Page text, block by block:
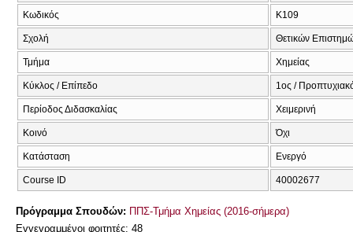
Κωδικός Κ109
Σχολή Θετικών
Τμήμα Χημείας
Κύκλος / Επίπεδο 1ος /
Περίοδος Διδασκαλίας Χειμερινή
Κοινό Όχι
Κατάσταση Ενεργό
Course ID 40002677
Πρόγραμμα Σπουδών: ΠΠΣ-Τμήμα Χημείας (2016-σήμερα)
Εγγεγραμμένοι φοιτητές: 48